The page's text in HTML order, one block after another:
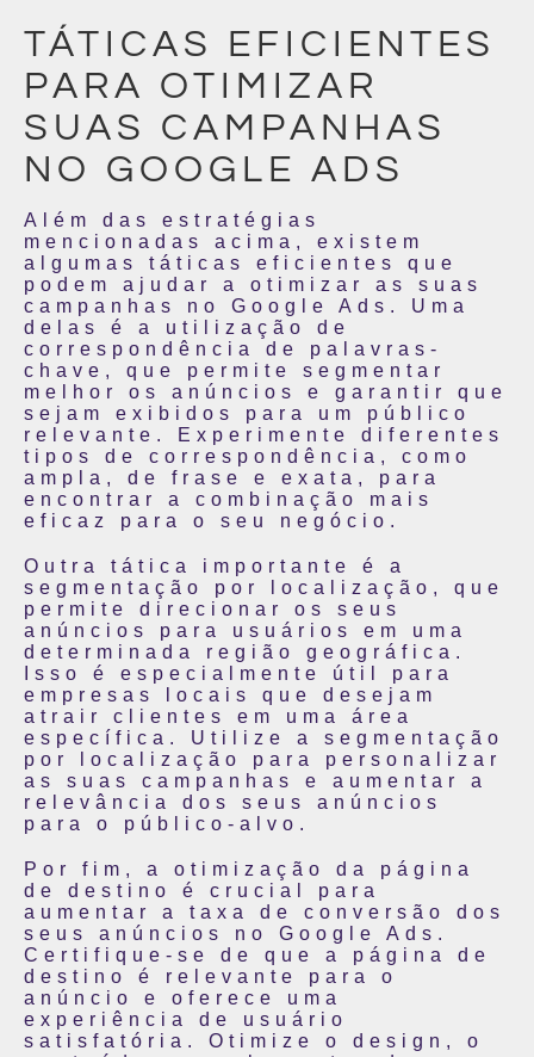
TÁTICAS EFICIENTES
PARA OTIMIZAR
SUAS CAMPANHAS
NO GOOGLE ADS
Além das estratégias
mencionadas acima, existem
algumas táticas eficientes que
podem ajudar a otimizar as suas
campanhas no Google Ads. Uma
delas é a utilização de
correspondência de palavras-
chave, que permite segmentar
melhor os anúncios e garantir que
sejam exibidos para um público
relevante. Experimente diferentes
tipos de correspondência, como
ampla, de frase e exata, para
encontrar a combinação mais
eficaz para o seu negócio.
Outra tática importante é a
segmentação por localização, que
permite direcionar os seus
anúncios para usuários em uma
determinada região geográfica.
Isso é especialmente útil para
empresas locais que desejam
atrair clientes em uma área
específica. Utilize a segmentação
por localização para personalizar
as suas campanhas e aumentar a
relevância dos seus anúncios
para o público-alvo.
Por fim, a otimização da página
de destino é crucial para
aumentar a taxa de conversão dos
seus anúncios no Google Ads.
Certifique-se de que a página de
destino é relevante para o
anúncio e oferece uma
experiência de usuário
satisfatória. Otimize o design, o